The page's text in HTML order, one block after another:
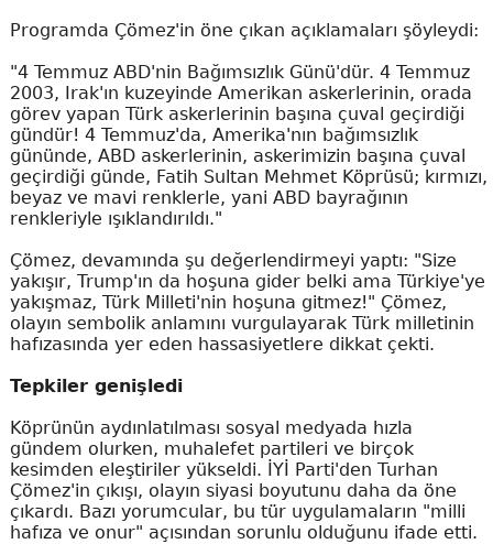
Programda Çömez'in öne çıkan açıklamaları şöyleydi:
"4 Temmuz ABD'nin Bağımsızlık Günü'dür. 4 Temmuz
2003, Irak'ın kuzeyinde Amerikan askerlerinin, orada
görev yapan Türk askerlerinin başına çuval geçirdiği
gündür! 4 Temmuz'da, Amerika'nın bağımsızlık
gününde, ABD askerlerinin, askerimizin başına çuval
geçirdiği günde, Fatih Sultan Mehmet Köprüsü; kırmızı,
beyaz ve mavi renklerle, yani ABD bayrağının
renkleriyle ışıklandırıldı."
Çömez, devamında şu değerlendirmeyi yaptı: "Size
yakışır, Trump'ın da hoşuna gider belki ama Türkiye'ye
yakışmaz, Türk Milleti'nin hoşuna gitmez!" Çömez,
olayın sembolik anlamını vurgulayarak Türk milletinin
hafızasında yer eden hassasiyetlere dikkat çekti.
Tepkiler genişledi
Köprünün aydınlatılması sosyal medyada hızla
gündem olurken, muhalefet partileri ve birçok
kesimden eleştiriler yükseldi. İYİ Parti'den Turhan
Çömez'in çıkışı, olayın siyasi boyutunu daha da öne
çıkardı. Bazı yorumcular, bu tür uygulamaların "milli
hafıza ve onur" açısından sorunlu olduğunu ifade etti.